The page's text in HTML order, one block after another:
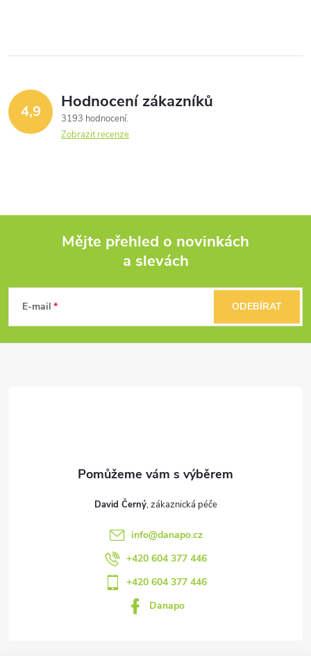
4,9 Hodnocení zákazníků
3193 hodnocení
Zobrazit recenze
p
Mějte přehled o novinkách
a slevách
E-mail ODEBÍRAT
David Černý
info@danapo.cz
+420 604 377 446
+420 604 377 446
Danapo